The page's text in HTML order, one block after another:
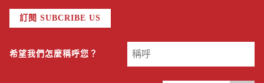
訂閱 SUBCRIBE US
希望我們怎麼稱呼您？